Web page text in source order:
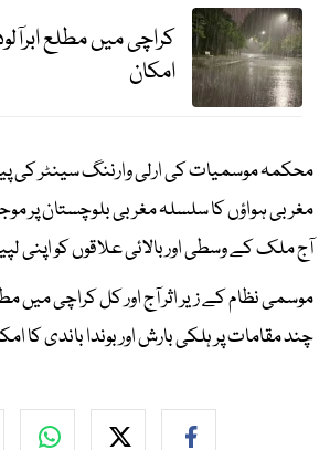
کراچی میں مطلع
امکان
محکمہ موسمیات کی ارلی وارننگ سینٹر کی
مغربی ہواؤں کا سلسلہ مغربی بلوچستان پر
آج ملک کے وسطی اور بالائی علاقوں کو اپنی
موسمی نظام کے زیر اثر آج اور کل کراچی میں
چند مقامات پر ہلکی بارش اور بوندا باندی کا